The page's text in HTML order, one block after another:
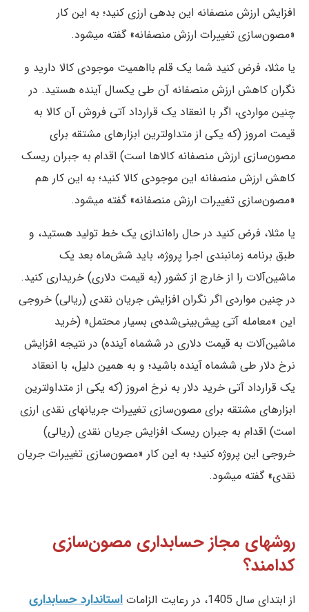
افزایش ارزش منصفانه این بدهی ارزی کنید؛ به این کار
«مصون‌سازی تغییرات ارزش منصفانه» گفته میشود.
یا مثلا، فرض کنید شما یک قلم بااهمیت موجودی کالا دارید و
نگران کاهش ارزش منصفانه آن طی یکسال آینده هستید. در
چنین مواردی، اگر با انعقاد یک قرارداد آتی فروش آن کالا به
قیمت امروز (که یکی از متداولترین ابزارهای مشتقه برای
مصون‌سازی ارزش منصفانه کالاها است) اقدام به جبران ریسک
کاهش ارزش منصفانه این موجودی کالا کنید؛ به این کار هم
«مصون‌سازی تغییرات ارزش منصفانه» گفته میشود.
یا مثلا، فرض کنید در حال راه‌اندازی یک خط تولید هستید، و
طبق برنامه زمانبندی اجرا پروژه، باید شش‌ماه بعد یک
ماشین‌آلات را از خارج از کشور (به قیمت دلاری) خریداری کنید.
در چنین مواردی اگر نگران افزایش جریان نقدی (ریالی) خروجی
این «معامله آتی پیش‌بینی‌شده‌ی بسیار محتمل» (خرید
ماشین‌آلات به قیمت دلاری در ششماه آینده) در نتیجه افزایش
نرخ دلار طی ششماه آینده باشید؛ و به همین دلیل، با انعقاد
یک قرارداد آتی خرید دلار به نرخ امروز (که یکی از متداولترین
ابزارهای مشتقه برای مصون‌سازی تغییرات جریانهای نقدی ارزی
است) اقدام به جبران ریسک افزایش جریان نقدی (ریالی)
خروجی این پروژه کنید؛ به این کار «مصون‌سازی تغییرات جریان
نقدی» گفته میشود.
روشهای مجاز حسابداری مصون‌سازی
کدامند؟
از ابتدای سال 1405، در رعایت الزامات
استاندارد حسابداری